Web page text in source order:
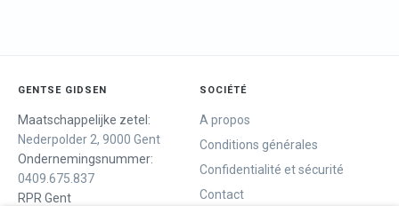
GENTSE GIDSEN
Maatschappelijke zetel:
Nederpolder 2, 9000 Gent
Ondernemingsnummer:
0409.675.837
RPR Gent
SOCIÉTÉ
A propos
Conditions générales
Confidentialité et sécurité
Contact